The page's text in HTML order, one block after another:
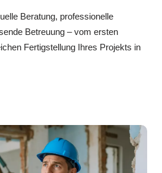
Beratung, professionelle
Betreuung – vom ersten
Fertigstellung Ihres Projekts in